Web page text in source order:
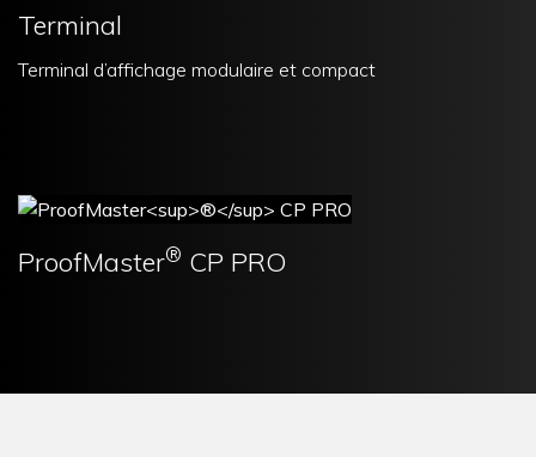
Terminal
Terminal d’affichage modulaire et compact
ProofMaster® CP PRO